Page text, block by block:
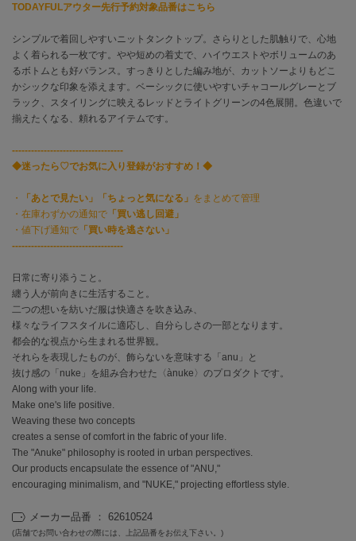
コール ハーン
CONVERSE
コンバース
DANSKIN
ダンスキン
エイミー イストワール
emmi
エミ
emmi atelier
エミ アトリエ
emmi yoga
エミヨガ
ETRÉ TOKYO
エトレトウキョウ
アイ
FILA
FRAY I.D
TODAYFULアウター先行予約対象品番はこちら
シンプルで着回しやすいニットタンクトップ。さらりとした肌触りで、心地
よく着られる一枚です。やや短めの着丈で、ハイウエストやボリュームのあ
るボトムとも好バランス。すっきりとした編み地が、カットソーよりもどこ
かシックな印象を添えます。ベーシックに使いやすいチャコールグレーとブ
ラック、スタイリングに映えるレッドとライトグリーンの4色展開。色違いで
揃えたくなる、頼れるアイテムです。
-----------------------------------
◆迷ったら♡でお気に入り登録がおすすめ！◆
・ 「あとで見たい」「ちょっと気になる」 をまとめて管理
・在庫わずかの通知で 「買い逃し回避」
・値下げ通知で 「買い時を逃さない」
-----------------------------------
日常に寄り添うこと。
纏う人が前向きに生活すること。
二つの想いを紡いだ服は快適さを吹き込み、
様々なライフスタイルに適応し、自分らしさの一部となります。
都会的な視点から生まれる世界観。
それらを表現したものが、飾らないを意味する「anu」と
抜け感の「nuke」を組み合わせた〈ànuke〉のプロダクトです。
Along with your life.
Make one's life positive.
Weaving these two concepts
creates a sense of comfort in the fabric of your life.
The "Anuke" philosophy is rooted in urban perspectives.
Our products encapsulate the essence of "ANU,"
encouraging minimalism, and "NUKE," projecting effortless style.
メーカー品番 ： 62610524
(店舗でお問い合わせの際には、上記品番をお伝え下さい。)